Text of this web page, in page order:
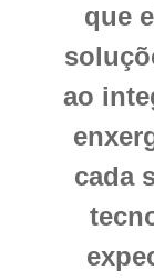
que
ao
cada